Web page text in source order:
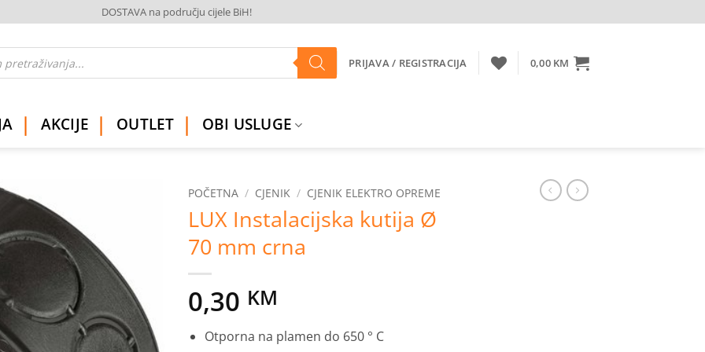
DOSTAVA na području cijele BiH!
PRIJAVA / REGISTRACIJA 0,00 KM
AKCIJE OUTLET OBI USLUGE
POČETNA / CJENIK / CJENIK ELEKTRO OPREME
LUX Instalacijska kutija Ø
70 mm crna
0,30 KM
Otporna na plamen do 650 ° C